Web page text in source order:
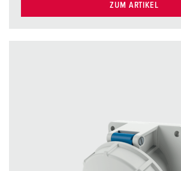
ZUM ARTIKEL